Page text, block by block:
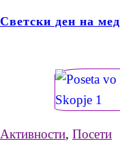
Светски ден на
Активности, Посети